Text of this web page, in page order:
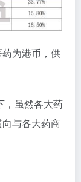
为港币，供
，虽然各大药
与各大药商